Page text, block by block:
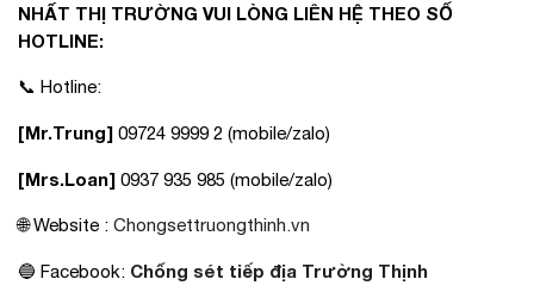
NHẤT THỊ TRƯỜNG VUI LÒNG LIÊN HỆ THEO SỐ
HOTLINE:
📞 Hotline:
[Mr.Trung] 09724 9999 2 (mobile/zalo)
[Mrs.Loan] 0937 935 985 (mobile/zalo)
🌐 Website : Chongsettruongthinh.vn
🔵 Facebook: Chống sét tiếp địa Trường Thịnh